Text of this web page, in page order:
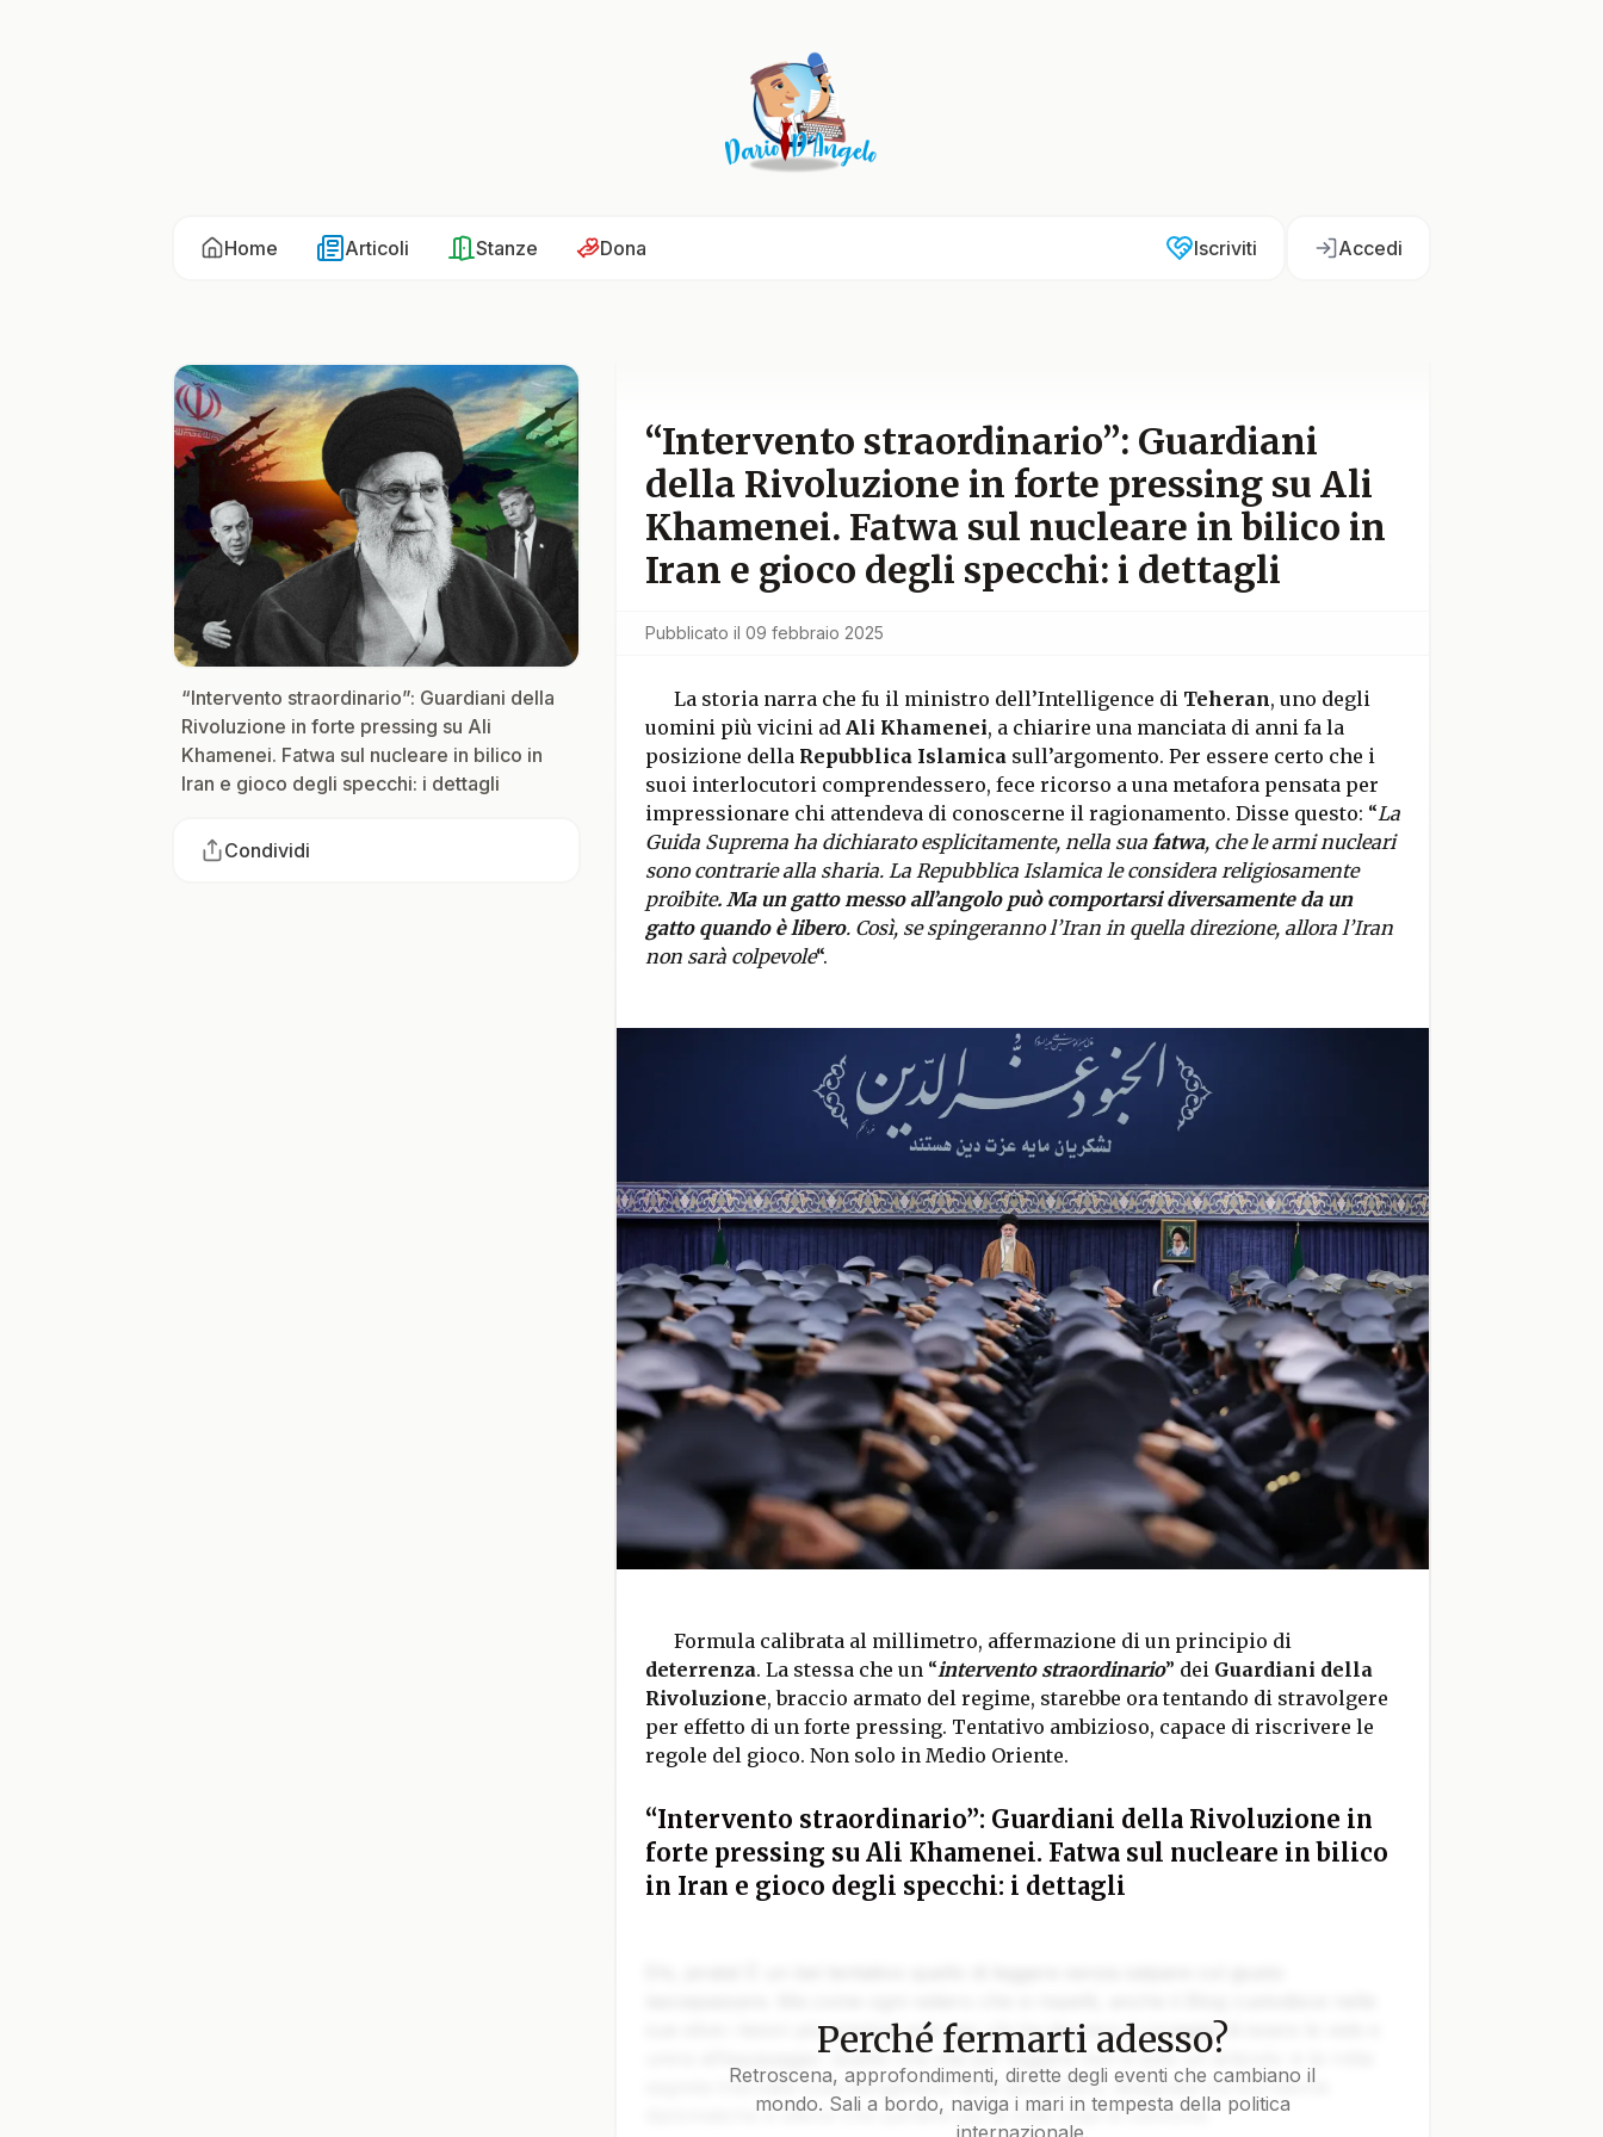
Home Articoli Stanze Dona Iscriviti Accedi
“Intervento straordinario”: Guardiani della
Rivoluzione in forte pressing su Ali
Khamenei. Fatwa sul nucleare in bilico in
Iran e gioco degli specchi: i dettagli
Condividi
“Intervento straordinario”: Guardiani
della Rivoluzione in forte pressing su Ali
Khamenei. Fatwa sul nucleare in bilico in
Iran e gioco degli specchi: i dettagli
Pubblicato il 09 febbraio 2025
La storia narra che fu il ministro dell’Intelligence di Teheran, uno degli
uomini più vicini ad Ali Khamenei, a chiarire una manciata di anni fa la
posizione della Repubblica Islamicasull’argomento. Per essere certo che i
suoi interlocutori comprendessero, fece ricorso a una metafora pensata per
impressionare chi attendeva di conoscerne il ragionamento. Disse questo: “La
Guida Suprema ha dichiarato esplicitamente, nella sua fatwa, che le armi nucleari
sono contrarie alla sharia. La Repubblica Islamica le considera religiosamente
proibite. Ma un gatto messo all’angolo può comportarsi diversamente da un
gatto quando è libero. Così, se spingeranno l’Iran in quella direzione, allora l’Iran
non sarà colpevole“.
Formula calibrata al millimetro, affermazione di un principio di
deterrenza. La stessa che un “intervento straordinario” dei Guardiani della
Rivoluzione, braccio armato del regime, starebbe ora tentando di stravolgere
per effetto di un forte pressing. Tentativo ambizioso, capace di riscrivere le
regole del gioco. Non solo in Medio Oriente.
“Intervento straordinario”: Guardiani della Rivoluzione in
forte pressing su Ali Khamenei. Fatwa sul nucleare in bilico
in Iran e gioco degli specchi: i dettagli
sue stive i tesori più preziosi solo per chi ha davvero il coraggio di issare le vele e
unirsi all’equipaggio. Quello che stai per leggere non è solo un articolo: è la rotta
segreta tracciata sulla pergamena della geopolitica, disegnata tra burrasche
diplomatiche e silenzi che parlano più di mille colpi di cannone.
Perché fermarti adesso?
Retroscena, approfondimenti, dirette degli eventi che cambiano il
mondo. Sali a bordo, naviga i mari in tempesta della politica